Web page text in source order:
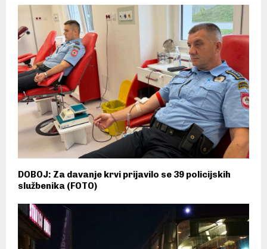
DOBOJ: Za davanje krvi prijavilo se 39 policijskih
službenika (FOTO)